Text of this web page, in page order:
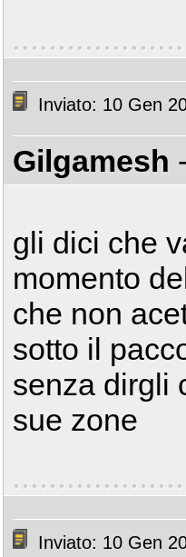
Inviato: 10 Gen
Gilgamesh
gli dici che
momento
che non
sotto il
senza dirgli
sue zone
Inviato: 10 Gen